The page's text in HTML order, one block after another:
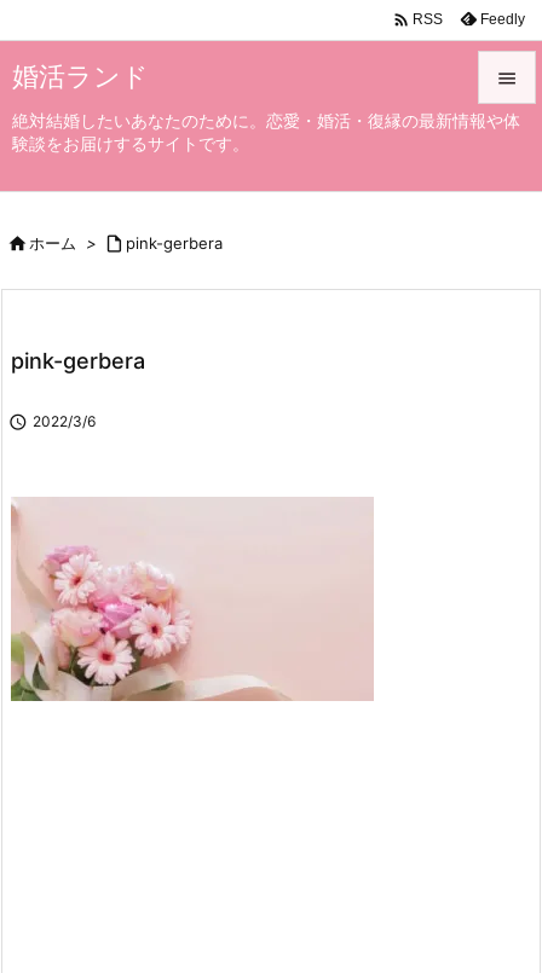
婚活ランド
絶対結婚したいあなたのために。恋愛・婚活・復縁の最新情報や体
験談をお届けするサイトです。



 RSS Feedly
ホーム >  pink-gerbera
pink-gerbera
 2022/3/6